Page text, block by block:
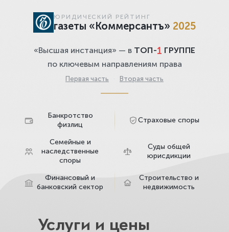
ЮРИДИЧЕСКИЙ РЕЙТИНГ
газеты «Коммерсантъ» 2025
«Высшая инстанция» — в ТОП-1 ГРУППЕ
по ключевым направлениям права
Первая часть Вторая часть
Банкротство
физлиц
Страховые споры
Семейные и
наследственные
споры
Суды общей
юрисдикции
Финансовый и
банковский сектор
Строительство и
недвижимость
Услуги и цены